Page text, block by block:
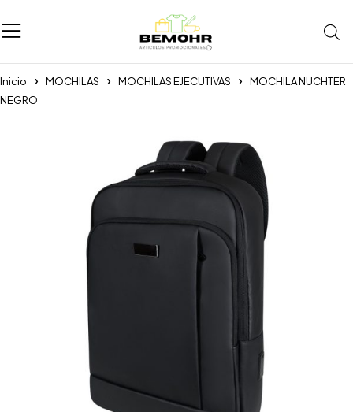
Inicio MOCHILAS MOCHILAS EJECUTIVAS
MOCHILA NUCHTER
NEGRO